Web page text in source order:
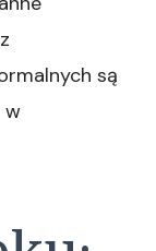
są
w